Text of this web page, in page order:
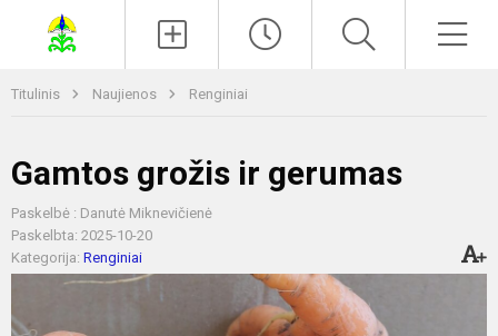
Titulinis Naujienos Renginiai
Gamtos grožis ir gerumas
Paskelbė : Danutė Miknevičienė
Paskelbta: 2025-10-20
Kategorija: Renginiai